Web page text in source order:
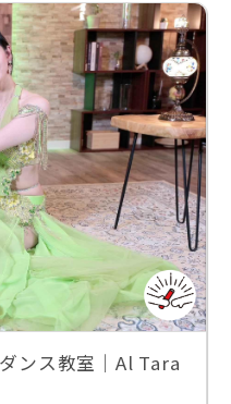
ンス教室｜Al Tara